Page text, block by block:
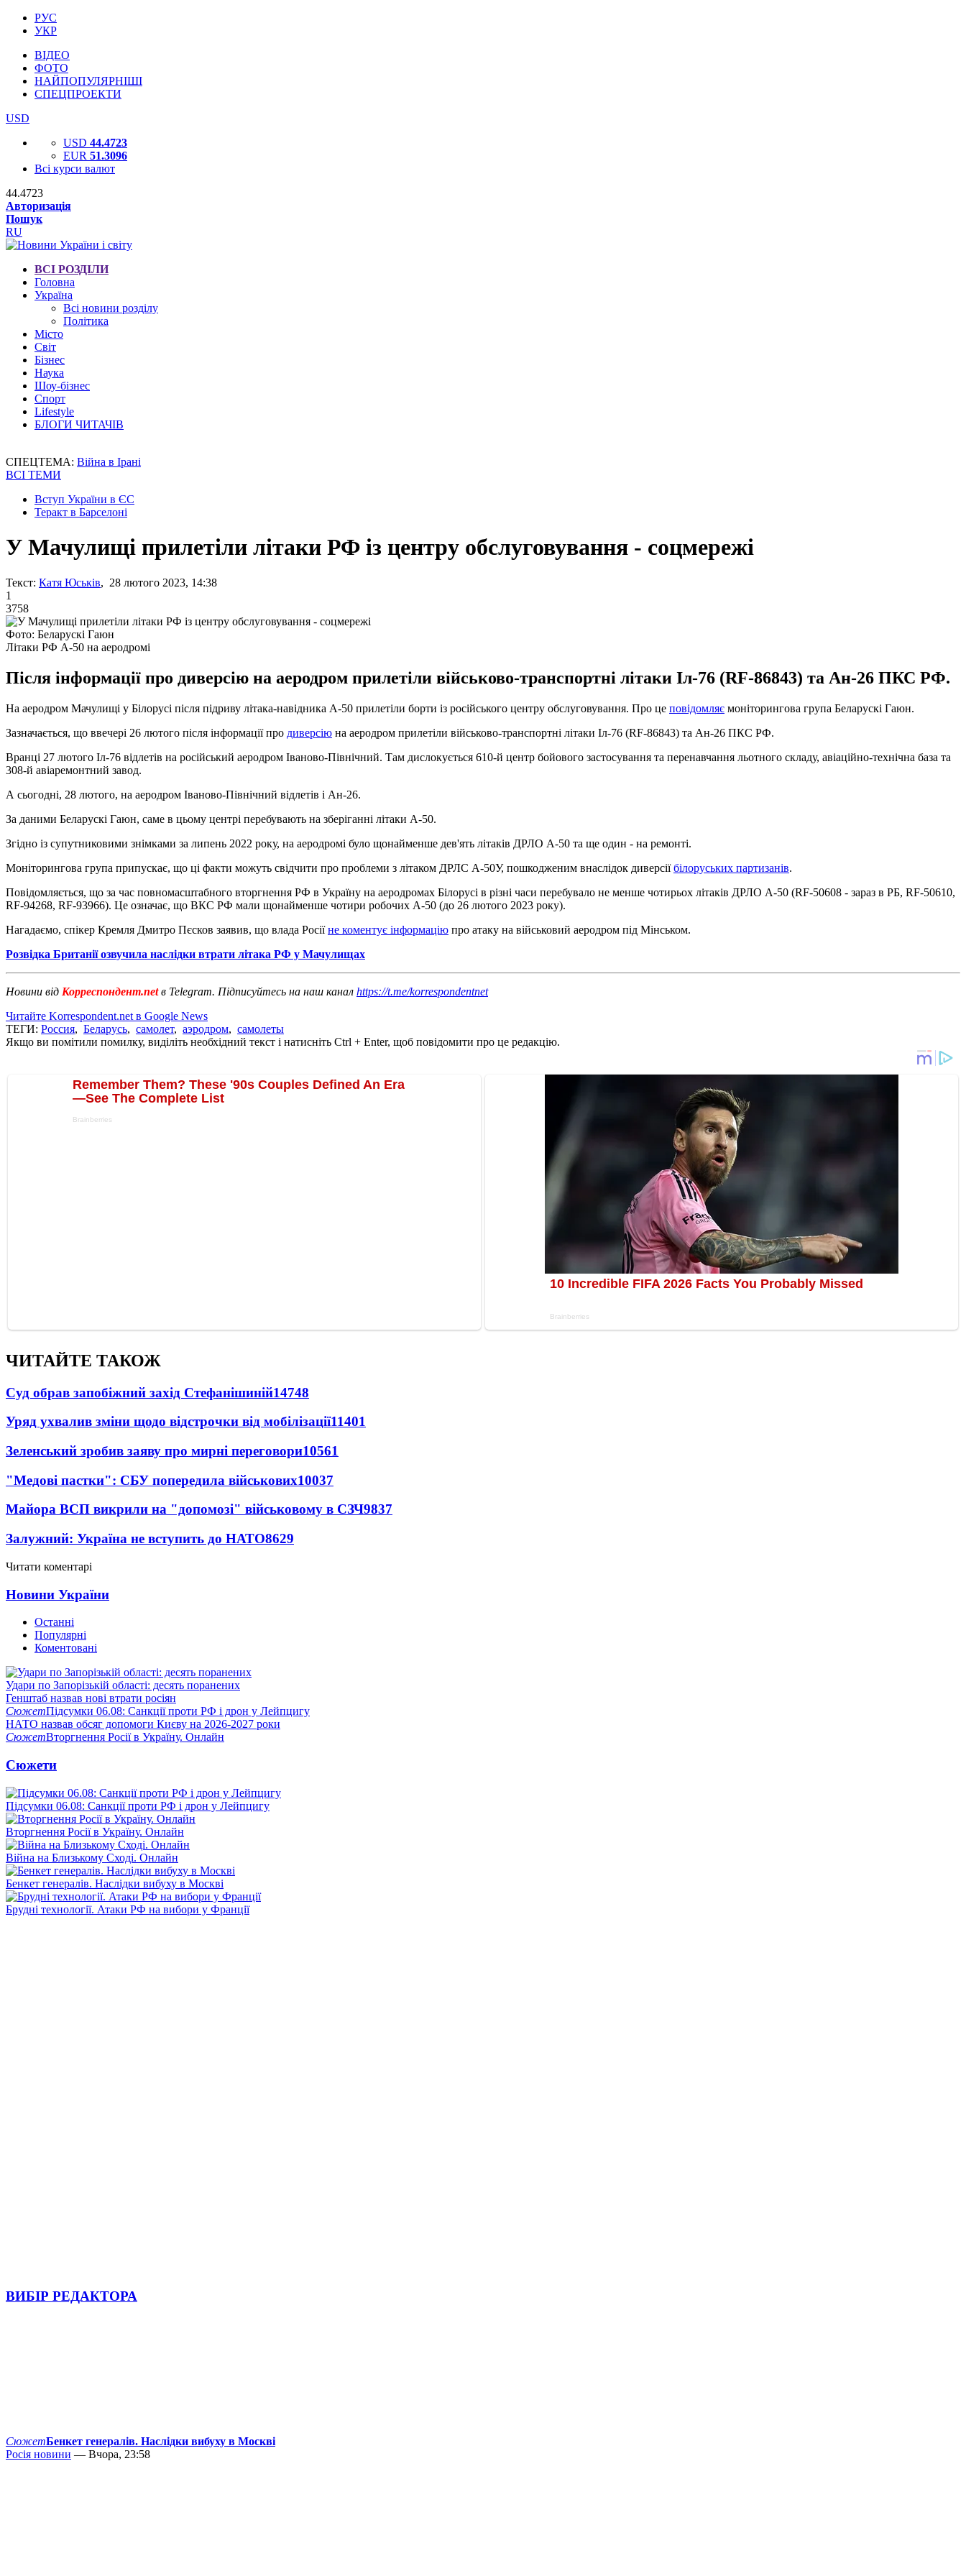
РУС
УКР
ВІДЕО
ФОТО
НАЙПОПУЛЯРНІШІ
СПЕЦПРОЕКТИ
USD
USD 44.4723
EUR 51.3096
Всі курси валют
44.4723
Авторизація
Пошук
RU
ВСІ РОЗДІЛИ
Головна
Україна
Всі новини розділу
Політика
Місто
Світ
Бізнес
Наука
Шоу-бізнес
Спорт
Lifestyle
БЛОГИ ЧИТАЧІВ
СПЕЦТЕМА: Війна в Ірані
ВСІ ТЕМИ
Вступ України в ЄС
Теракт в Барселоні
У Мачулищі прилетіли літаки РФ із центру обслуговування - соцмережі
Текст: Катя Юськів, 28 лютого 2023, 14:38
1
3758
Фото: Беларускі Гаюн
Літаки РФ А-50 на аеродромі
Після інформації про диверсію на аеродром прилетіли військово-транспортні літаки Іл-76 (RF-86843) та Ан-26 ПКС РФ.
На аеродром Мачулищі у Білорусі після підриву літака-навідника А-50 прилетіли борти із російського центру обслуговування. Про це повідомляє моніторингова група Беларускі Гаюн.
Зазначається, що ввечері 26 лютого після інформації про диверсію на аеродром прилетіли військово-транспортні літаки Іл-76 (RF-86843) та Ан-26 ПКС РФ.
Вранці 27 лютого Іл-76 відлетів на російський аеродром Іваново-Північний. Там дислокується 610-й центр бойового застосування та перенавчання льотного складу, авіаційно-технічна база та
308-й авіаремонтний завод.
А сьогодні, 28 лютого, на аеродром Іваново-Північний відлетів і Ан-26.
За даними Беларускі Гаюн, саме в цьому центрі перебувають на зберіганні літаки А-50.
Згідно із супутниковими знімками за липень 2022 року, на аеродромі було щонайменше дев'ять літаків ДРЛО А-50 та ще один - на ремонті.
Моніторингова група припускає, що ці факти можуть свідчити про проблеми з літаком ДРЛС А-50У, пошкодженим внаслідок диверсіїбілоруських партизанів.
Повідомляється, що за час повномасштабного вторгнення РФ в Україну на аеродромах Білорусі в різні часи перебувало не менше чотирьох літаків ДРЛО А-50 (RF-50608 - зараз в РБ, RF-50610,
RF-94268, RF-93966). Це означає, що ВКС РФ мали щонайменше чотири робочих А-50 (до 26 лютого 2023 року).
Нагадаємо, спікер Кремля Дмитро Пєсков заявив, що влада Росіїне коментує інформацію про атаку на військовий аеродром під Мінськом.
Розвідка Британії озвучила наслідки втрати літака РФ у Мачулищах
Новини від Корреспондент.netв Telegram. Підписуйтесь на наш канал https://t.me/korrespondentnet
Читайте Korrespondent.net в Google News
ТЕГИ: Россия, Беларусь, самолет, аэродром, самолеты
Якщо ви помітили помилку, виділіть необхідний текст і натисніть Ctrl + Enter, щоб повідомити про це редакцію.
ЧИТАЙТЕ ТАКОЖ
Суд обрав запобіжний захід Стефанішиній14748
Уряд ухвалив зміни щодо відстрочки від мобілізації11401
Зеленський зробив заяву про мирні переговори10561
"Медові пастки": СБУ попередила військових10037
Майора ВСП викрили на "допомозі" військовому в СЗЧ9837
Залужний: Україна не вступить до НАТО8629
Читати коментарі
Новини України
Останні
Популярні
Коментовані
Удари по Запорізькій області: десять поранених
Генштаб назвав нові втрати росіян
СюжетПідсумки 06.08: Санкції проти РФ і дрон у Лейпцигу
НАТО назвав обсяг допомоги Києву на 2026-2027 роки
СюжетВторгнення Росії в Україну. Онлайн
Сюжети
Підсумки 06.08: Санкції проти РФ і дрон у Лейпцигу
Вторгнення Росії в Україну. Онлайн
Війна на Близькому Сході. Онлайн
Бенкет генералів. Наслідки вибуху в Москві
Брудні технології. Атаки РФ на вибори у Франції
ВИБІР РЕДАКТОРА
СюжетБенкет генералів. Наслідки вибуху в Москві
Росія новини — Вчора, 23:58